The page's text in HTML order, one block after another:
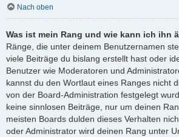
Nach oben
Was ist mein Rang und wie kann ich ihn
Ränge, die unter deinem Benutzernamen
viele Beiträge du bislang erstellt hast oder
Benutzer wie Moderatoren und
kannst du den Wortlaut eines Ranges nicht
von der Board-Administration festgelegt
keine sinnlosen Beiträge, nur um deinen
meisten Boards dulden dieses Verhalten
oder Administrator wird deinen Rang unter